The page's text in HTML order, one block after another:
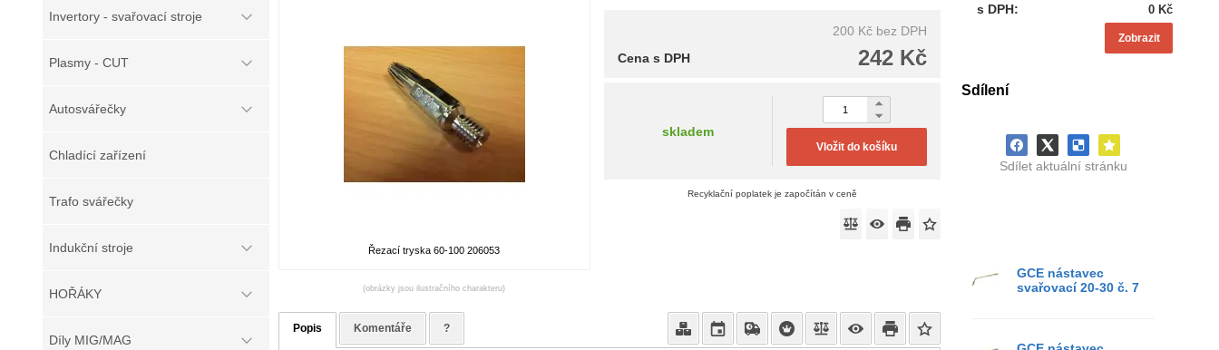
s DPH: 0 Kč
Zobrazit
Sdílení
Sdílet aktuální stránku
GCE nástavec
svařovací 20-30 č. 7
Invertory - svařovací stroje
Plasmy - CUT
Autosvářečky
Chladící zařízení
Trafo svářečky
Indukční stroje
HOŘÁKY
Díly MIG/MAG
Řezací tryska 60-100 206053
(obrázky jsou ilustračního charakteru)
200 Kč bez DPH
242 Kč
Cena s DPH
skladem
Vložit do košíku
Recyklační poplatek je započítán v ceně
Popis Komentáře ?